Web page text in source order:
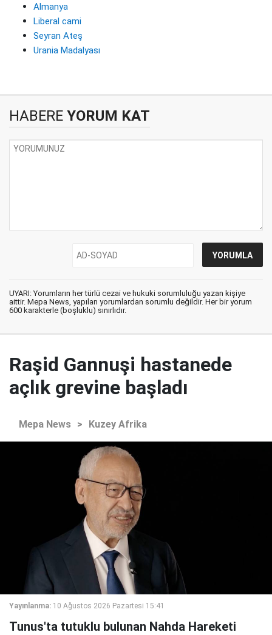
Almanya
Liberal cami
Seyran Ateş
Urania Madalyası
HABERE YORUM KAT
UYARI: Yorumların her türlü cezai ve hukuki sorumluluğu yazan kişiye
aittir. Mepa News, yapılan yorumlardan sorumlu değildir. Her bir yorum
600 karakterle (boşluklu) sınırlıdır.
Raşid Gannuşi hastanede
açlık grevine başladı
Mepa News > Kuzey Afrika
Yayınlanma: 10 Ağustos 2026 Pazartesi 15:41
Tunus'ta tutuklu bulunan Nahda Hareketi